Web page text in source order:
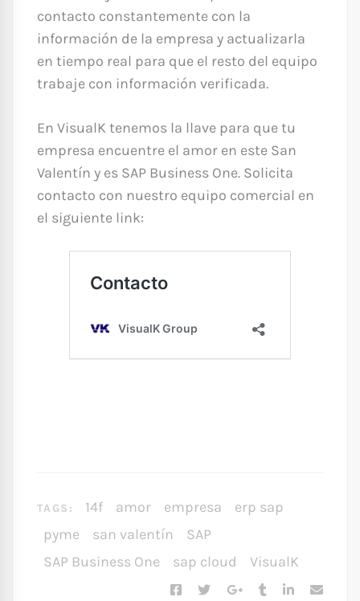
contacto constantemente con la
información de la empresa y actualizarla
en tiempo real para que el resto del equipo
trabaje con información verificada.
En VisualK tenemos la llave para que tu
empresa encuentre el amor en este San
Valentín y es SAP Business One. Solicita
contacto con nuestro equipo comercial en
el siguiente link:
TAGS: 14f amor empresa
erp sap
pyme
san valentín
SAP
SAP Business One
sap cloud VisualK